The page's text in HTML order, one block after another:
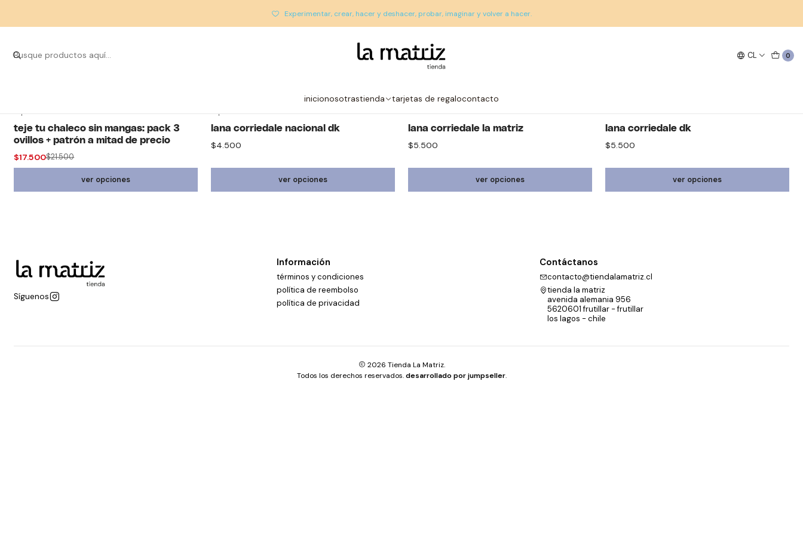
CL 0
inicionosotrastienda tarjetas de regalocontacto
Experimentar, crear, hacer y deshacer, probar, imaginar y volver a hacer.
inicio tienda hilados lana corriedale
lana corriedale filtros
teje tu chaleco sin mangas: pack 3
ovillos + patrón a mitad de precio
$17.500$21.500
ver opciones
lana corriedale nacional dk
$4.500
ver opciones
lana corriedale la matriz
$5.500
ver opciones
lana corriedale dk
$5.500
ver opciones
Síguenos
Información
términos y condiciones
política de reembolso
política de privacidad
Contáctanos
contacto@tiendalamatriz.cl
tienda la matriz
avenida alemania 956
5620601 frutillar - frutillar
los lagos - chile
2026 Tienda La Matriz.
Todos los derechos reservados.desarrollado por jumpseller.